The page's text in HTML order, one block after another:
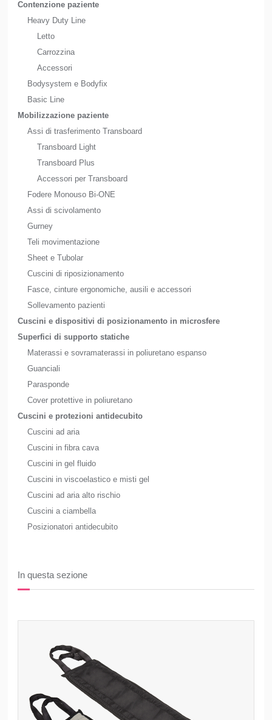
Contenzione paziente
Heavy Duty Line
Letto
Carrozzina
Accessori
Bodysystem e Bodyfix
Basic Line
Mobilizzazione paziente
Assi di trasferimento Transboard
Transboard Light
Transboard Plus
Accessori per Transboard
Fodere Monouso Bi-ONE
Assi di scivolamento
Gurney
Teli movimentazione
Sheet e Tubolar
Cuscini di riposizionamento
Fasce, cinture ergonomiche, ausili e accessori
Sollevamento pazienti
Cuscini e dispositivi di posizionamento in microsfere
Superfici di supporto statiche
Materassi e sovramaterassi in poliuretano espanso
Guanciali
Parasponde
Cover protettive in poliuretano
Cuscini e protezioni antidecubito
Cuscini ad aria
Cuscini in fibra cava
Cuscini in gel fluido
Cuscini in viscoelastico e misti gel
Cuscini ad aria alto rischio
Cuscini a ciambella
Posizionatori antidecubito
In questa sezione